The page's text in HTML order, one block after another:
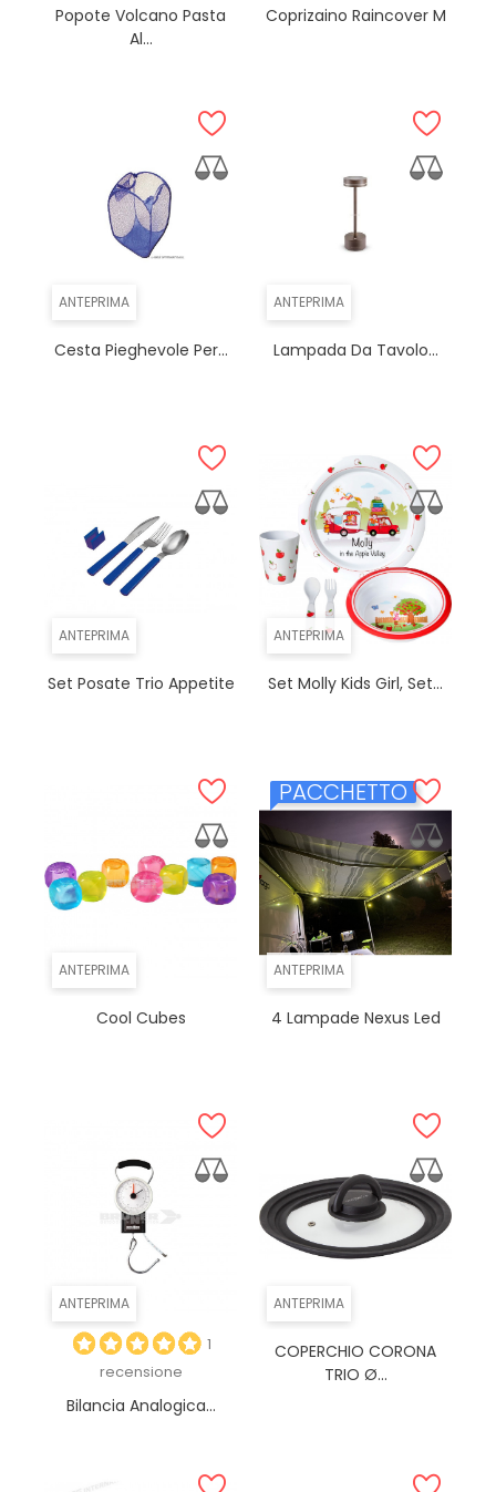
Popote Volcano Pasta
Al...
Coprizaino Raincover M
ANTEPRIMA
Cesta Pieghevole Per...
ANTEPRIMA
Lampada Da Tavolo...
ANTEPRIMA
Set Posate Trio Appetite
ANTEPRIMA
Set Molly Kids Girl, Set...
ANTEPRIMA
Cool Cubes
ANTEPRIMA
PACCHETTO
4 Lampade Nexus Led
ANTEPRIMA
1
recensione
Bilancia Analogica...
ANTEPRIMA
COPERCHIO CORONA
TRIO Ø...